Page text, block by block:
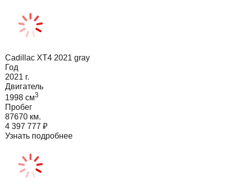
Cadillac XT4 2021 gray
Год
2021 г.
Двигатель
1998 cм3
Пробег
87670 км.
4 397 777 ₽
Узнать подробнее